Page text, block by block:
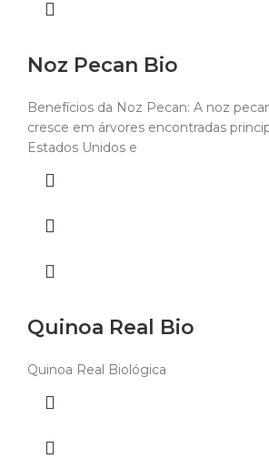
Noz Pecan Bio
Benefícios da Noz Pecan: A noz
cresce em árvores encontradas
Estados Unidos e
Quinoa Real Bio
Quinoa Real Biológica